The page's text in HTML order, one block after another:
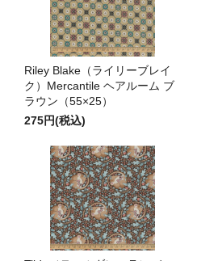
Riley Blake（ライリーブレイ
ク）Mercantile ヘアルーム ブ
ラウン（55×25）
275円(税込)